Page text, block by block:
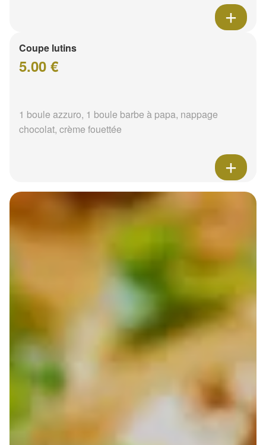
Coupe lutins
5.00 €
1 boule azzuro, 1 boule barbe à papa, nappage
chocolat, crème fouettée